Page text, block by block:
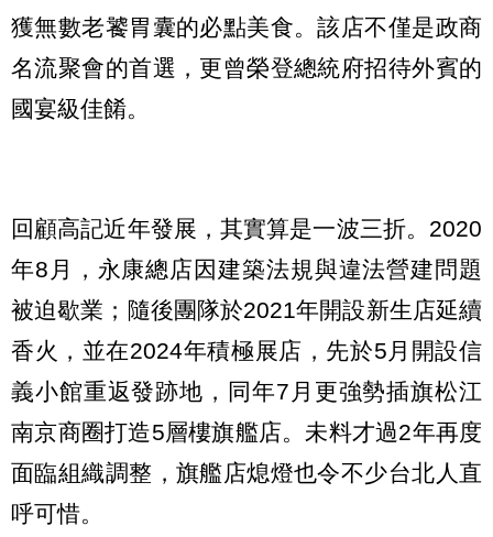
獲無數老饕胃囊的必點美食。該店不僅是政商
名流聚會的首選，更曾榮登總統府招待外賓的
國宴級佳餚。
回顧高記近年發展，其實算是一波三折。2020
年8月，永康總店因建築法規與違法營建問題
被迫歇業；隨後團隊於2021年開設新生店延續
香火，並在2024年積極展店，先於5月開設信
義小館重返發跡地，同年7月更強勢插旗松江
南京商圈打造5層樓旗艦店。未料才過2年再度
面臨組織調整，旗艦店熄燈也令不少台北人直
呼可惜。